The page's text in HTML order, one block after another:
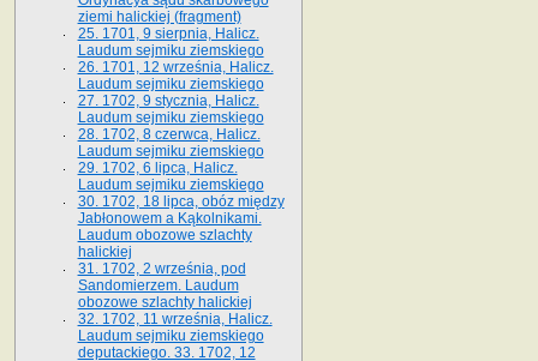
ziemi halickiej (fragment)
25. 1701, 9 sierpnia, Halicz.
Laudum sejmiku ziemskiego
26. 1701, 12 września, Halicz.
Laudum sejmiku ziemskiego
27. 1702, 9 stycznia, Halicz.
Laudum sejmiku ziemskiego
28. 1702, 8 czerwca, Halicz.
Laudum sejmiku ziemskiego
29. 1702, 6 lipca, Halicz.
Laudum sejmiku ziemskiego
30. 1702, 18 lipca, obóz między
Jabłonowem a Kąkolnikami.
Laudum obozowe szlachty
halickiej
31. 1702, 2 września, pod
Sandomierzem. Laudum
obozowe szlachty halickiej
32. 1702, 11 września, Halicz.
Laudum sejmiku ziemskiego
deputackiego. 33. 1702, 12